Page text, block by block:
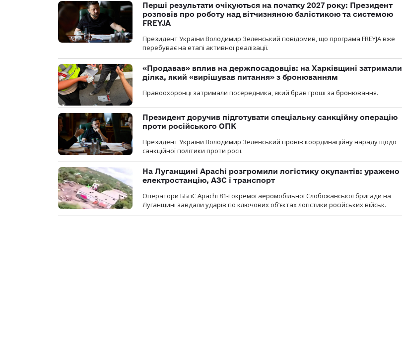
Перші результати очікуються на початку 2027 року: Президент
розповів про роботу над вітчизняною балістикою та системою
FREYJA
Президент України Володимир Зеленський повідомив, що програма FREYJA вже
перебуває на етапі активної реалізації.
«Продавав» вплив на держпосадовців: на Харківщині затримали
ділка, який «вирішував питання» з бронюванням
Правоохоронці затримали посередника, який брав гроші за бронювання.
Президент доручив підготувати спеціальну санкційну операцію
проти російського ОПК
Президент України Володимир Зеленський провів координаційну нараду щодо
санкційної політики проти росії.
На Луганщині Apachi розгромили логістику окупантів: уражено
електростанцію, АЗС і транспорт
Оператори ББпС Apachi 81-ї окремої аеромобільної Слобожанської бригади на
Луганщині завдали ударів по ключових об’єктах логістики російських військ.